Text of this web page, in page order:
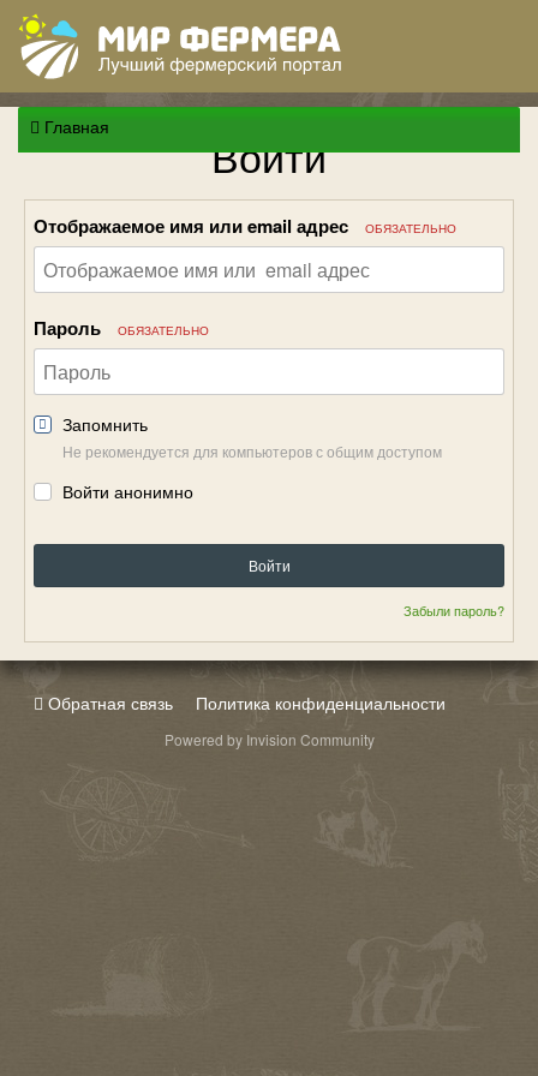
Главная Войти
Отображаемое имя или email адрес ОБЯЗАТЕЛЬНО
Пароль ОБЯЗАТЕЛЬНО
Запомнить
Не рекомендуется для компьютеров с общим доступом
Войти анонимно
Войти
Забыли пароль?
Обратная связь Политика конфиденциальности
Powered by Invision Community